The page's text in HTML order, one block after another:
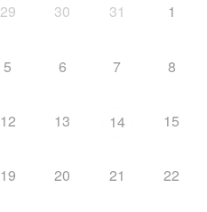
29 30 31 1
5 6 7 8
12 13 14 15
19 20 21 22